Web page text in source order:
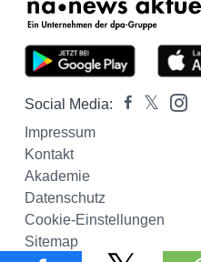
Social Media:
Impressum
Kontakt
Akademie
Datenschutz
Cookie-Einstellungen
Sitemap